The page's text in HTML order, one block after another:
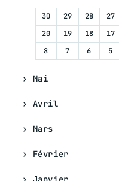
30 29 28 27
20
19 18 17
8
7 6 5
Mai
Avril
Mars
Février